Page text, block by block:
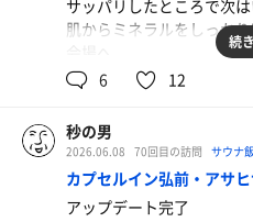
冷やしぶっかけ(得)
息子からの誕プレギフト
バチコリキマりました💫
しっかりと休憩後は着替え
旧国鉄の借金を肩代わり
カウンターにてつっちさ
て晩ご飯🍝
つっちさん、つい2時間前
サッパリしたところで次は
肌からミネラルをしっか
思い出話は尽きなかった
「俺達もそんな歳になっ
る。
でも時間というのは一方的
続
6 12
秒の男
2026.06.08 70回目の訪問 サウナ
カプセルイン弘前・アサ
アップデート完了